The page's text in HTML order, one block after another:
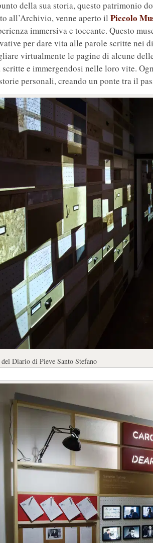
della sua storia, questo patrimonio
all’Archivio, venne aperto il Piccolo
immersiva e toccante. Questo
per dare vita alle parole scritte nei
virtualmente le pagine di alcune
e immergendosi nelle loro vite.
personali, creando un ponte tra il
Diario di Pieve Santo Stefano